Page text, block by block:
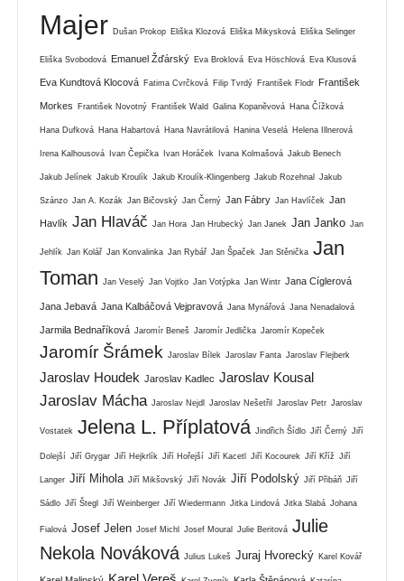
Majer Dušan Prokop Eliška Klozová Eliška Mikysková Eliška Selinger
Eliška Svobodová Emanuel Žďárský Eva Broklová Eva Höschlová Eva Klusová
Eva Kundtová Klocová Fatima Cvrčková Filip Tvrdý František Flodr František
Morkes František Novotný František Wald Galina Kopaněvová Hana Čížková
Hana Dufková Hana Habartová Hana Navrátilová Hanina Veselá Helena Illnerová
Irena Kalhousová Ivan Čepička Ivan Horáček Ivana Kolmašová Jakub Benech
Jakub Jelínek Jakub Kroulík Jakub Kroulík-Klingenberg Jakub Rozehnal Jakub
Szánzo Jan A. Kozák Jan Bičovský Jan Černý Jan Fábry Jan Havlíček Jan
Havlík Jan Hlaváč Jan Hora Jan Hrubecký Jan Janek Jan Janko Jan
Jehlík Jan Kolář Jan Konvalinka Jan Rybář Jan Špaček Jan Stěnička Jan
Toman
Jan Veselý Jan Vojtko Jan Votýpka Jan Wintr Jana Cíglerová
Jana Jebavá Jana Kalbáčová Vejpravová Jana Mynářová Jana Nenadalová
Jarmila Bednaříková Jaromír Beneš Jaromír Jedlička Jaromír Kopeček
Jaromír Šrámek Jaroslav Bílek Jaroslav Fanta Jaroslav Flejberk
Jaroslav Houdek Jaroslav Kadlec Jaroslav Kousal
Jaroslav Mácha Jaroslav Nejdl Jaroslav Nešetřil Jaroslav Petr Jaroslav
Vostatek Jelena L. Příplatová Jindřich Šídlo Jiří Černý Jiří
Dolejší Jiří Grygar Jiří Hejkrlík Jiří Hořejší Jiří Kacetl Jiří Kocourek Jiří Kříž Jiří
Langer Jiří Mihola Jiří Mikšovský Jiří Novák Jiří Podolský Jiří Přibáň Jiří
Sádlo Jiří Štegl Jiří Weinberger Jiří Wiedermann Jitka Lindová Jitka Slabá Johana
Fialová Josef Jelen Josef Michl Josef Moural Julie Beritová Julie
Nekola Nováková Julius Lukeš Juraj Hvorecký Karel Kovář